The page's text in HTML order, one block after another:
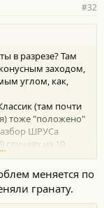
#32
в разрезе? Там
заходом,
углом, как,
(там почти
тоже "положено"
ШРУСа
случаях из 10
и стопорное
Кольцо дляменяется по
гранату.